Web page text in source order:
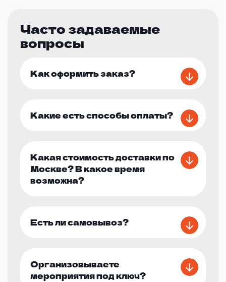
Часто задаваемые
вопросы
Как оформить заказ?
Какие есть способы оплаты?
Какая стоимость доставки по
Москве? В какое время
возможна?
Есть ли самовывоз?
Организовываете
мероприятия под ключ?